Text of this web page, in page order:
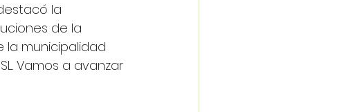
la
de la
la municipalidad
Vamos a avanzar